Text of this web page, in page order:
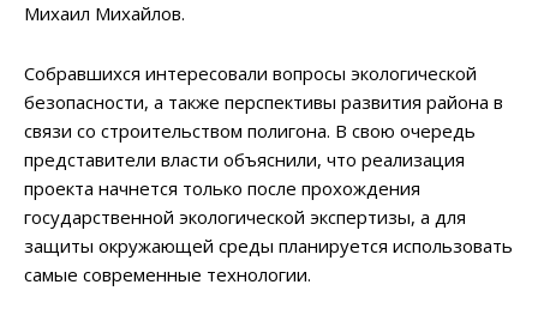
Михаил Михайлов.
Собравшихся интересовали вопросы экологической
безопасности, а также перспективы развития района в
связи со строительством полигона. В свою очередь
представители власти объяснили, что реализация
проекта начнется только после прохождения
государственной экологической экспертизы, а для
защиты окружающей среды планируется использовать
самые современные технологии.